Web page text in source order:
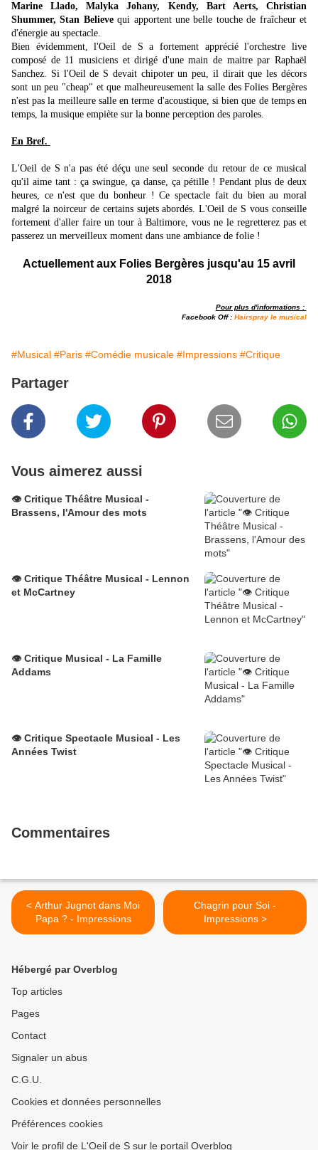
Marine Llado, Malyka Johany, Kendy, Bart Aerts, Christian
Shummer, Stan Believequi apportent une belle touche de fraîcheur et
d'énergie au spectacle.
Bien évidemment, l'Oeil de S a fortement apprécié l'orchestre live
composé de 11 musiciens et dirigé d'une main de maitre par Raphaël
Sanchez. Si l'Oeil de S devait chipoter un peu, il dirait que les décors
sont un peu "cheap" et que malheureusement la salle des Folies Bergères
n'est pas la meilleure salle en terme d'acoustique, si bien que de temps en
temps, la musique empiète sur la bonne perception des paroles.
En Bref.
L'Oeil de S n'a pas été déçu une seul seconde du retour de ce musical
qu'il aime tant : ça swingue, ça danse, ça pétille ! Pendant plus de deux
heures, ce n'est que du bonheur ! Ce spectacle fait du bien au moral
malgré la noirceur de certains sujets abordés. L'Oeil de S vous conseille
fortement d'aller faire un tour à Baltimore, vous ne le regretterez pas et
passerez un merveilleux moment dans une ambiance de folie !
Actuellement aux Folies Bergères jusqu'au 15 avril
2018
Pour plus d'informations :
Facebook Off : Hairspray le musical
#Musical #Paris #Comédie musicale #Impressions #Critique
Partager
Vous aimerez aussi
👁️ Critique Théâtre Musical -
Brassens, l'Amour des mots
👁️ Critique Théâtre Musical - Lennon
et McCartney
👁️ Critique Musical - La Famille
Addams
👁️ Critique Spectacle Musical - Les
Années Twist
Commentaires
< Arthur Jugnot dans Moi
Papa ? - Impressions
Chagrin pour Soi -
Impressions >
Hébergé par Overblog
Top articles
Pages
Contact
Signaler un abus
C.G.U.
Cookies et données personnelles
Préférences cookies
Voir le profil de L'Oeil de S sur le portail Overblog